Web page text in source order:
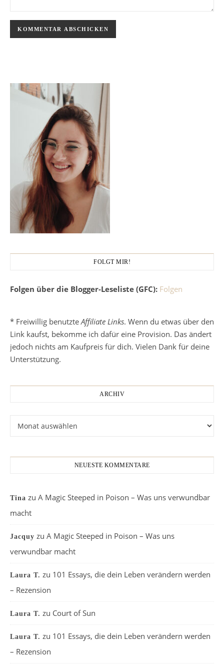
FOLGT MIR!
Folgen über die Blogger-Leseliste (GFC): Folgen
* Freiwillig benutzteAffiliate Links. Wenn du etwas über den
Link kaufst, bekomme ich dafür eine Provision. Das ändert
jedoch nichts am Kaufpreis für dich. Vielen Dank für deine
Unterstützung.
ARCHIV
NEUESTE KOMMENTARE
Tina zu A Magic Steeped in Poison – Was uns verwundbar
macht
Jacquy zu A Magic Steeped in Poison – Was uns
verwundbar macht
Laura T. zu 101 Essays, die dein Leben verändern werden
– Rezension
Laura T. zu Court of Sun
Laura T. zu 101 Essays, die dein Leben verändern werden
– Rezension